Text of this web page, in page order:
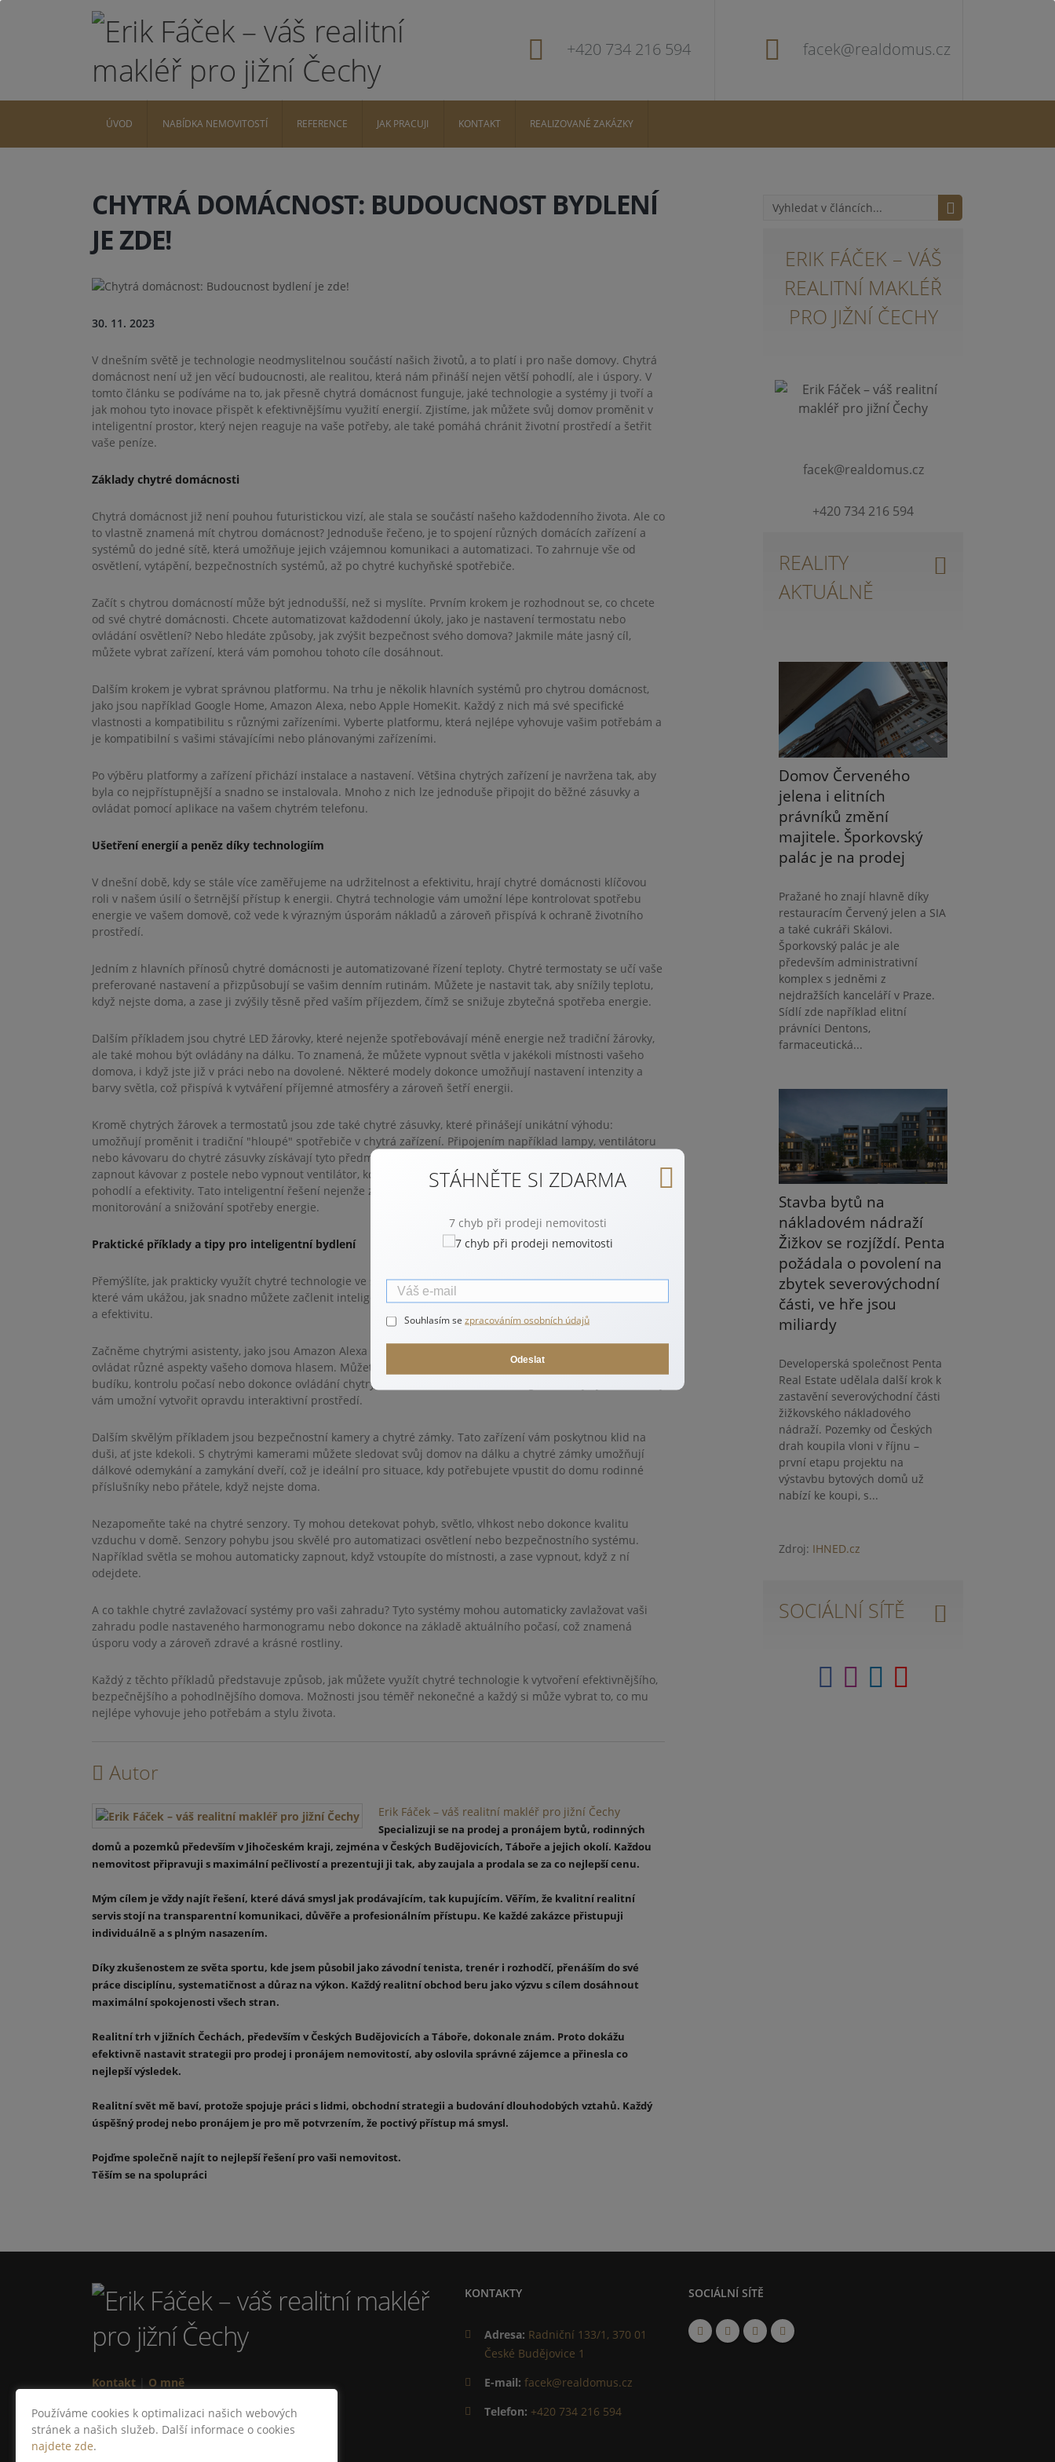
+420 734 216 594 facek@realdomus.cz
ÚVOD NABÍDKA NEMOVITOSTÍ REFERENCE JAK PRACUJI KONTAKT REALIZOVANÉ ZAKÁZKY
CHYTRÁ DOMÁCNOST: BUDOUCNOST BYDLENÍ
JE ZDE!
30. 11. 2023
V dnešním světě je technologie neodmyslitelnou součástí našich životů, a to platí i pro naše domovy. Chytrá
domácnost není už jen věcí budoucnosti, ale realitou, která nám přináší nejen větší pohodlí, ale i úspory. V
tomto článku se podíváme na to, jak přesně chytrá domácnost funguje, jaké technologie a systémy ji tvoří a
jak mohou tyto inovace přispět k efektivnějšímu využití energií. Zjistíme, jak můžete svůj domov proměnit v
inteligentní prostor, který nejen reaguje na vaše potřeby, ale také pomáhá chránit životní prostředí a šetřit
vaše peníze.
Základy chytré domácnosti
Chytrá domácnost již není pouhou futuristickou vizí, ale stala se součástí našeho každodenního života. Ale co
to vlastně znamená mít chytrou domácnost? Jednoduše řečeno, je to spojení různých domácích zařízení a
systémů do jedné sítě, která umožňuje jejich vzájemnou komunikaci a automatizaci. To zahrnuje vše od
osvětlení, vytápění, bezpečnostních systémů, až po chytré kuchyňské spotřebiče.
Začít s chytrou domácností může být jednodušší, než si myslíte. Prvním krokem je rozhodnout se, co chcete
od své chytré domácnosti. Chcete automatizovat každodenní úkoly, jako je nastavení termostatu nebo
ovládání osvětlení? Nebo hledáte způsoby, jak zvýšit bezpečnost svého domova? Jakmile máte jasný cíl,
můžete vybrat zařízení, která vám pomohou tohoto cíle dosáhnout.
Dalším krokem je vybrat správnou platformu. Na trhu je několik hlavních systémů pro chytrou domácnost,
jako jsou například Google Home, Amazon Alexa, nebo Apple HomeKit. Každý z nich má své specifické
vlastnosti a kompatibilitu s různými zařízeními. Vyberte platformu, která nejlépe vyhovuje vašim potřebám a
je kompatibilní s vašimi stávajícími nebo plánovanými zařízeními.
Po výběru platformy a zařízení přichází instalace a nastavení. Většina chytrých zařízení je navržena tak, aby
byla co nejpřístupnější a snadno se instalovala. Mnoho z nich lze jednoduše připojit do běžné zásuvky a
ovládat pomocí aplikace na vašem chytrém telefonu.
Ušetření energií a peněz díky technologiím
V dnešní době, kdy se stále více zaměřujeme na udržitelnost a efektivitu, hrají chytré domácnosti klíčovou
roli v našem úsilí o šetrnější přístup k energii. Chytrá technologie vám umožní lépe kontrolovat spotřebu
energie ve vašem domově, což vede k výrazným úsporám nákladů a zároveň přispívá k ochraně životního
prostředí.
Jedním z hlavních přínosů chytré domácnosti je automatizované řízení teploty. Chytré termostaty se učí vaše
preferované nastavení a přizpůsobují se vašim denním rutinám. Můžete je nastavit tak, aby snížily teplotu,
když nejste doma, a zase ji zvýšily těsně před vaším příjezdem, čímž se snižuje zbytečná spotřeba energie.
Dalším příkladem jsou chytré LED žárovky, které nejenže spotřebovávají méně energie než tradiční žárovky,
ale také mohou být ovládány na dálku. To znamená, že můžete vypnout světla v jakékoli místnosti vašeho
domova, i když jste již v práci nebo na dovolené. Některé modely dokonce umožňují nastavení intenzity a
barvy světla, což přispívá k vytváření příjemné atmosféry a zároveň šetří energii.
Kromě chytrých žárovek a termostatů jsou zde také chytré zásuvky, které přinášejí unikátní výhodu:
umožňují proměnit i tradiční "hloupé" spotřebiče v chytrá zařízení. Připojením například lampy, ventilátoru
nebo kávovaru do chytré zásuvky získávají tyto předměty schopnost být ovládány na dálku. Můžete například
zapnout kávovar z postele nebo vypnout ventilátor, když se splní určitá podmínka, což přináší novou úroveň
pohodlí a efektivity. Tato inteligentní řešení nejenže zvyšují komfort vašeho domova, ale také pomáhají v
monitorování a snižování spotřeby energie.
Praktické příklady a tipy pro inteligentní bydlení
Přemýšlíte, jak prakticky využít chytré technologie ve své domácnosti? Nechte se inspirovat několika příklady,
které vám ukážou, jak snadno můžete začlenit inteligentní prvky do vašeho domova a zvýšit tak jeho komfort
a efektivitu.
Začněme chytrými asistenty, jako jsou Amazon Alexa nebo Siri od Applu. Díky těmto asistentům můžete
ovládat různé aspekty vašeho domova hlasem. Můžete například požádat o přehrání hudby, nastavení
budíku, kontrolu počasí nebo dokonce ovládání chytrých žárovek a termostatů. Integrace s chytrými asistenty
vám umožní vytvořit opravdu interaktivní prostředí.
Dalším skvělým příkladem jsou bezpečnostní kamery a chytré zámky. Tato zařízení vám poskytnou klid na
duši, ať jste kdekoli. S chytrými kamerami můžete sledovat svůj domov na dálku a chytré zámky umožňují
dálkové odemykání a zamykání dveří, což je ideální pro situace, kdy potřebujete vpustit do domu rodinné
příslušníky nebo přátele, když nejste doma.
Nezapomeňte také na chytré senzory. Ty mohou detekovat pohyb, světlo, vlhkost nebo dokonce kvalitu
vzduchu v domě. Senzory pohybu jsou skvělé pro automatizaci osvětlení nebo bezpečnostního systému.
Například světla se mohou automaticky zapnout, když vstoupíte do místnosti, a zase vypnout, když z ní
odejdete.
A co takhle chytré zavlažovací systémy pro vaši zahradu? Tyto systémy mohou automaticky zavlažovat vaši
zahradu podle nastaveného harmonogramu nebo dokonce na základě aktuálního počasí, což znamená
úsporu vody a zároveň zdravé a krásné rostliny.
Každý z těchto příkladů představuje způsob, jak můžete využít chytré technologie k vytvoření efektivnějšího,
bezpečnějšího a pohodlnějšího domova. Možnosti jsou téměř nekonečné a každý si může vybrat to, co mu
nejlépe vyhovuje jeho potřebám a stylu života.
Autor
Erik Fáček – váš realitní makléř pro jižní Čechy
Specializuji se na prodej a pronájem bytů, rodinných
domů a pozemků především v Jihočeském kraji, zejména v Českých Budějovicích, Táboře a jejich okolí. Každou
nemovitost připravuji s maximální pečlivostí a prezentuji ji tak, aby zaujala a prodala se za co nejlepší cenu.
Mým cílem je vždy najít řešení, které dává smysl jak prodávajícím, tak kupujícím. Věřím, že kvalitní realitní
servis stojí na transparentní komunikaci, důvěře a profesionálním přístupu. Ke každé zakázce přistupuji
individuálně a s plným nasazením.
Díky zkušenostem ze světa sportu, kde jsem působil jako závodní tenista, trenér i rozhodčí, přenáším do své
práce disciplínu, systematičnost a důraz na výkon. Každý realitní obchod beru jako výzvu s cílem dosáhnout
maximální spokojenosti všech stran.
Realitní trh v jižních Čechách, především v Českých Budějovicích a Táboře, dokonale znám. Proto dokážu
efektivně nastavit strategii pro prodej i pronájem nemovitostí, aby oslovila správné zájemce a přinesla co
nejlepší výsledek.
Realitní svět mě baví, protože spojuje práci s lidmi, obchodní strategii a budování dlouhodobých vztahů. Každý
úspěšný prodej nebo pronájem je pro mě potvrzením, že poctivý přístup má smysl.
Pojďme společně najít to nejlepší řešení pro vaši nemovitost.
Těším se na spolupráci
ERIK FÁČEK – VÁŠ
REALITNÍ MAKLÉŘ
PRO JIŽNÍ ČECHY
facek@realdomus.cz
+420 734 216 594
REALITY
AKTUÁLNĚ
Domov Červeného
jelena i elitních
právníků změní
majitele. Šporkovský
palác je na prodej
Pražané ho znají hlavně díky
restauracím Červený jelen a SIA
a také cukráři Skálovi.
Šporkovský palác je ale
především administrativní
komplex s jedněmi z
nejdražších kanceláří v Praze.
Sídlí zde například elitní
právníci Dentons,
farmaceutická...
Stavba bytů na
nákladovém nádraží
Žižkov se rozjíždí. Penta
požádala o povolení na
zbytek severovýchodní
části, ve hře jsou
miliardy
Developerská společnost Penta
Real Estate udělala další krok k
zastavění severovýchodní části
žižkovského nákladového
nádraží. Pozemky od Českých
drah koupila vloni v říjnu –
první etapu projektu na
výstavbu bytových domů už
nabízí ke koupi, s...
Zdroj: IHNED.cz
SOCIÁLNÍ SÍTĚ
Kontakt | O mně
Všechna práva vyhrazena © 2026
KONTAKTY
Adresa: Radniční 133/1, 370 01
České Budějovice 1
E-mail: facek@realdomus.cz
Telefon: +420 734 216 594
SOCIÁLNÍ SÍTĚ
Používáme cookies k optimalizaci našich webových
stránek a našich služeb. Další informace o cookies
najdete zde.
STÁHNĚTE SI ZDARMA
7 chyb při prodeji nemovitosti
Souhlasím se zpracováním osobních údajů
Odeslat